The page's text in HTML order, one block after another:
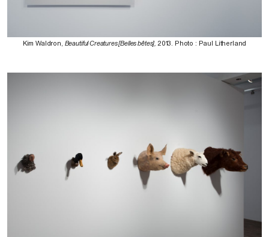
Kim Waldron, Beautiful Creatures [Belles bêtes], 2013. Photo : Paul Litherland